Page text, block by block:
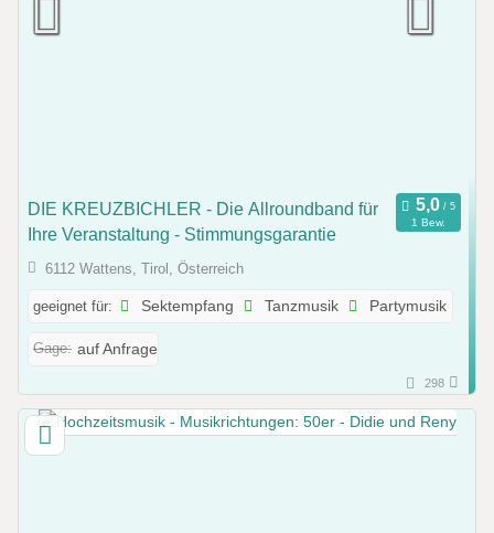
DIE KREUZBICHLER - Die Allroundband für
Ihre Veranstaltung - Stimmungsgarantie
1 Bew.
6112 Wattens, Tirol, Österreich
geeignet für: Sektempfang Tanzmusik Partymusik
Gage: auf Anfrage
298